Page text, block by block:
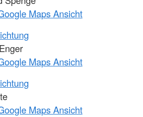
Maps Ansicht
Maps Ansicht
Maps Ansicht